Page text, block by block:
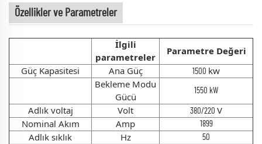
Özellikler ve Parametreler
İlgili
parametreler
Parametre Değeri
Güç Kapasitesi
Ana Güç 1500 kw
Bekleme Modu
Gücü
1550 kW
Adlık voltaj Volt 380/220 V
Nominal Akım
Amp 1899
Adlık sıklık Hz 50